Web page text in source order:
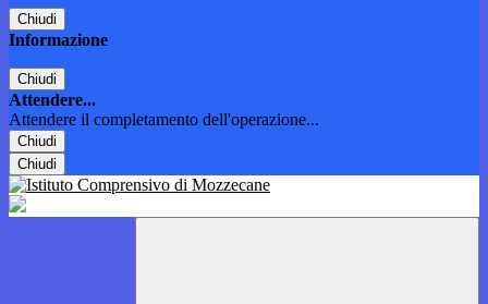
Chiudi
Informazione
Chiudi
Attendere...
Attendere il completamento dell'operazione...
Chiudi
Chiudi